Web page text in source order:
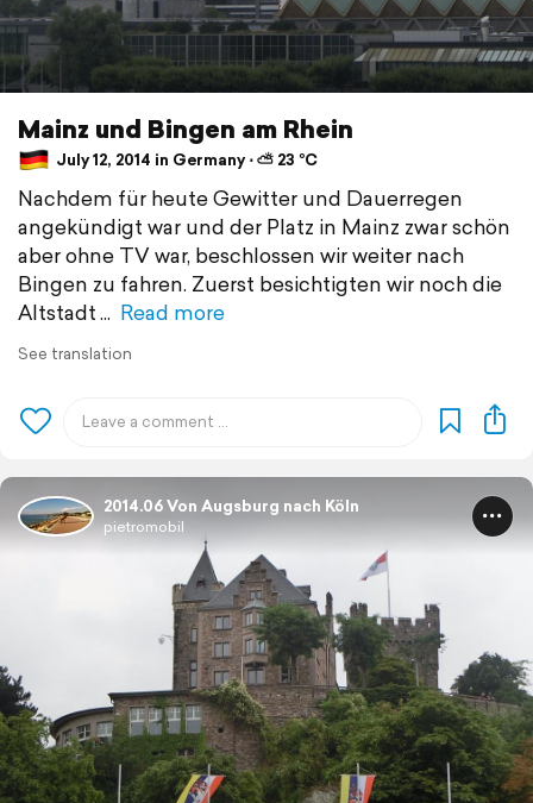
Mainz und Bingen am Rhein
July 12, 2014 in Germany ⋅ ⛅ 23 °C
Nachdem für heute Gewitter und Dauerregen
angekündigt war und der Platz in Mainz zwar schön
aber ohne TV war, beschlossen wir weiter nach
Bingen zu fahren. Zuerst besichtigten wir noch die
Altstadt
Read more
See translation
2014.06 Von Augsburg nach Köln
pietromobil